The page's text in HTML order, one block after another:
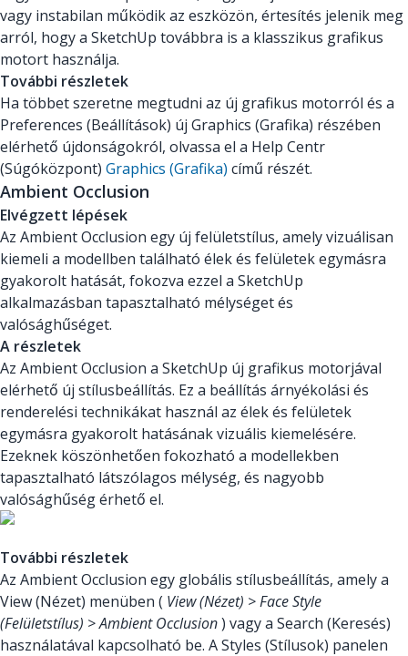
vagy instabilan működik az eszközön, értesítés jelenik meg
arról, hogy a SketchUp továbbra is a klasszikus grafikus
motort használja.
További részletek
Ha többet szeretne megtudni az új grafikus motorról és a
Preferences (Beállítások) új Graphics (Grafika) részében
elérhető újdonságokról, olvassa el a Help Centr
(Súgóközpont) Graphics (Grafika) című részét.
Ambient Occlusion
Elvégzett lépések
Az Ambient Occlusion egy új felületstílus, amely vizuálisan
kiemeli a modellben található élek és felületek egymásra
gyakorolt hatását, fokozva ezzel a SketchUp
alkalmazásban tapasztalható mélységet és
valósághűséget.
A részletek
Az Ambient Occlusion a SketchUp új grafikus motorjával
elérhető új stílusbeállítás. Ez a beállítás árnyékolási és
renderelési technikákat használ az élek és felületek
egymásra gyakorolt hatásának vizuális kiemelésére.
Ezeknek köszönhetően fokozható a modellekben
tapasztalható látszólagos mélység, és nagyobb
valósághűség érhető el.
További részletek
Az Ambient Occlusion egy globális stílusbeállítás, amely a
View (Nézet) menüben ( View (Nézet) > Face Style
(Felületstílus) > Ambient Occlusion) vagy a Search (Keresés)
használatával kapcsolható be. A Styles (Stílusok) panelen